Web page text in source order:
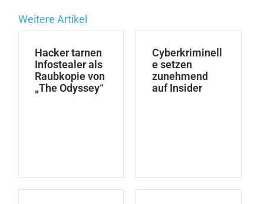
Weitere Artikel
Hacker tarnen
Infostealer als
Raubkopie von
„The Odyssey“
Cyberkriminell
e setzen
zunehmend
auf Insider